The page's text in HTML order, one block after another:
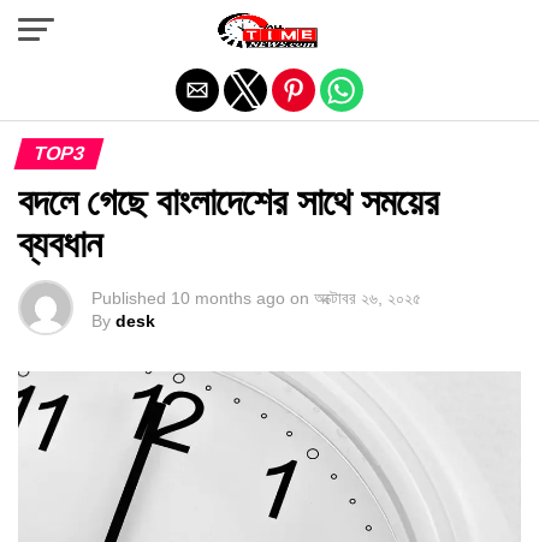
TOP3
বদলে গেছে বাংলাদেশের সাথে সময়ের
ব্যবধান
Published 10 months ago on অক্টোবর ২৬, ২০২৫
By desk
Exit mobile version